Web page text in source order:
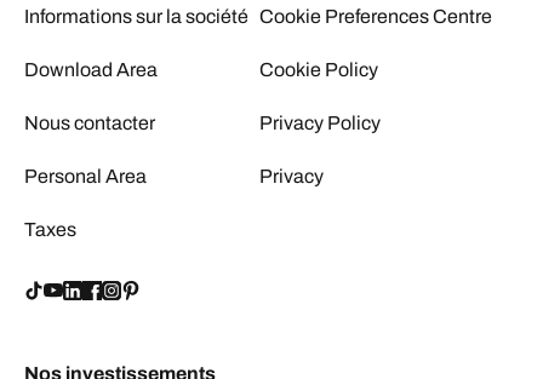
Informations sur la société
Download Area
Nous contacter
Personal Area
Taxes
Cookie Preferences Centre
Cookie Policy
Privacy Policy
Privacy
Nos investissements